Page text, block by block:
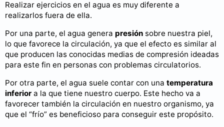
Realizar ejercicios en el agua es muy diferente a
realizarlos fuera de ella.
Por una parte, el agua genera presión sobre nuestra piel,
lo que favorece la circulación, ya que el efecto es similar al
que producen las conocidas medias de compresión ideadas
para este fin en personas con problemas circulatorios.
Por otra parte, el agua suele contar con una temperatura
inferior a la que tiene nuestro cuerpo. Este hecho va a
favorecer también la circulación en nuestro organismo, ya
que el “frío” es beneficioso para conseguir este propósito.